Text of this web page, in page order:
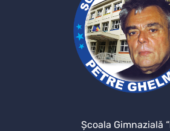
Şcoala Gimnazială